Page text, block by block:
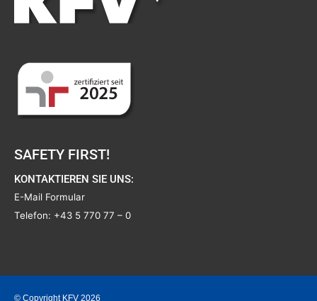
SAFETY FIRST!
KONTAKTIEREN SIE UNS:
E-Mail Formular
Telefon: +43 5 770 77 – 0
© Copyright KFV 2026